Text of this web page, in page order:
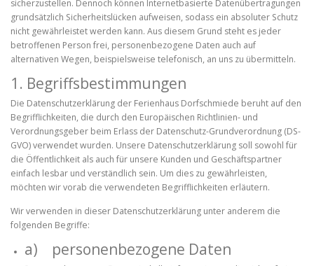
sicherzustellen. Dennoch können Internetbasierte Datenübertragungen
grundsätzlich Sicherheitslücken aufweisen, sodass ein absoluter Schutz
nicht gewährleistet werden kann. Aus diesem Grund steht es jeder
betroffenen Person frei, personenbezogene Daten auch auf
alternativen Wegen, beispielsweise telefonisch, an uns zu übermitteln.
1. Begriffsbestimmungen
Die Datenschutzerklärung der Ferienhaus Dorfschmiede beruht auf den
Begrifflichkeiten, die durch den Europäischen Richtlinien- und
Verordnungsgeber beim Erlass der Datenschutz-Grundverordnung (DS-
GVO) verwendet wurden. Unsere Datenschutzerklärung soll sowohl für
die Öffentlichkeit als auch für unsere Kunden und Geschäftspartner
einfach lesbar und verständlich sein. Um dies zu gewährleisten,
möchten wir vorab die verwendeten Begrifflichkeiten erläutern.
Wir verwenden in dieser Datenschutzerklärung unter anderem die
folgenden Begriffe:
a) personenbezogene Daten